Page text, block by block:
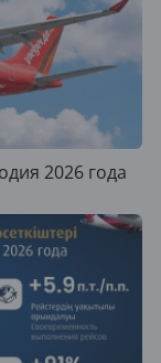
2026 года